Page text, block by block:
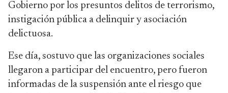
Gobierno por los presuntos delitos de terrorismo,
instigación pública a delinquir y asociación
delictuosa.
Ese día, sostuvo que las organizaciones sociales
llegaron a participar del encuentro, pero fueron
informadas de la suspensión ante el riesgo que